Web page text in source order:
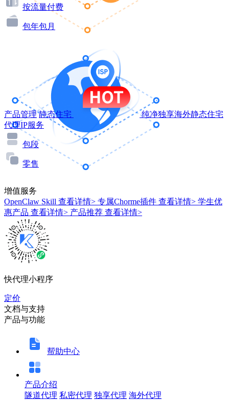
按流量付费
包年包月
产品管理 静态住宅
纯净独享海外静态住宅
代理IP服务
包段
零售
增值服务
OpenClaw Skill 查看详情> 专属Chorme插件 查看详情> 学生优
惠产品 查看详情> 产品推荐 查看详情>
快代理小程序
定价
文档与支持
产品与功能
帮助中心
产品介绍
隧道代理 私密代理 独享代理 海外代理